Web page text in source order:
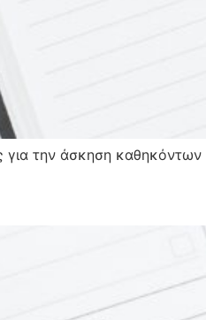
την άσκηση καθηκόντων